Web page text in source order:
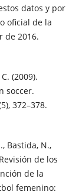
datos y por
oficial de la
de 2016.
(2009).
soccer.
372–378.
Bastida, N.,
de los
de la
femenino: